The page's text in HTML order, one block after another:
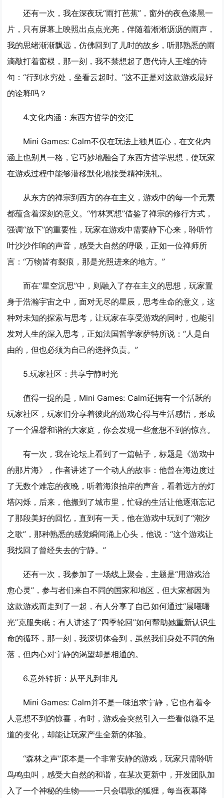
还有一次，我在深夜玩“雨打芭蕉”，窗外的夜色漆黑一
片，只有屏幕上映照出点点光亮，伴随着淅淅沥沥的雨声，
我的思绪渐渐飘远，仿佛回到了儿时的故乡，听那熟悉的雨
滴敲打着窗棂，那一刻，我不禁想起了唐代诗人王维的诗
句：“行到水穷处，坐看云起时。”这不正是对这款游戏最好
的诠释吗？
4.文化内涵：东西方哲学的交汇
Mini Games: Calm不仅在玩法上独具匠心，在文化内
涵上也别具一格，它巧妙地融合了东西方哲学思想，使玩家
在游戏过程中能够潜移默化地接受精神洗礼。
从东方的禅宗到西方的存在主义，游戏中的每一个元素
都蕴含着深刻的意义。“竹林冥想”借鉴了禅宗的修行方式，
强调“放下”的重要性，玩家在游戏中需要静下心来，聆听竹
叶沙沙作响的声音，感受大自然的呼吸，正如一位禅师所
言：“万物皆有裂痕，那是光照进来的地方。”
而在“星空沉思”中，则融入了存在主义的思想，玩家置
身于浩瀚宇宙之中，面对无尽的星辰，思考生命的意义，这
种对未知的探索与思考，让玩家在享受游戏的同时，也能引
发对人生的深入思考，正如法国哲学家萨特所说：“人是自
由的，但也必须为自己的选择负责。”
5.玩家社区：共享宁静时光
值得一提的是，Mini Games: Calm还拥有一个活跃的
玩家社区，玩家们分享着彼此的游戏心得与生活感悟，形成
了一个温馨和谐的大家庭，你会发现一些意想不到的惊喜。
有一次，我在论坛上看到了一篇帖子，标题是《游戏中
的那片海》，作者讲述了一个动人的故事：他曾在海边度过
了无数个难忘的夜晚，听着海浪拍岸的声音，看着远方的灯
塔闪烁，后来，他搬到了城市里，忙碌的生活让他逐渐忘记
了那段美好的回忆，直到有一天，他在游戏中玩到了“潮汐
之歌”，那种熟悉的感觉瞬间涌上心头，他说：“这个游戏让
我找回了曾经失去的宁静。”
还有一次，我参加了一场线上聚会，主题是“用游戏治
愈心灵”，参与者们来自不同的国家和地区，但大家都因为
这款游戏而走到了一起，有人分享了自己如何通过“晨曦曙
光”克服失眠；有人讲述了“四季轮回”如何帮助她重新认识生
命的循环，那一刻，我深切体会到，虽然我们身处不同的角
落，但内心对宁静的渴望却是相通的。
6.意外转折：从平凡到非凡
Mini Games: Calm并不是一味追求宁静，它也有着令
人意想不到的惊喜，有时，游戏会突然引入一些看似微不足
道的变化，却能让玩家产生全新的体验。
“森林之声”原本是一个非常安静的游戏，玩家只需聆听
鸟鸣虫叫，感受大自然的和谐，在某次更新中，开发团队加
入了一个神秘的生物——一只会唱歌的狐狸，每当夜幕降